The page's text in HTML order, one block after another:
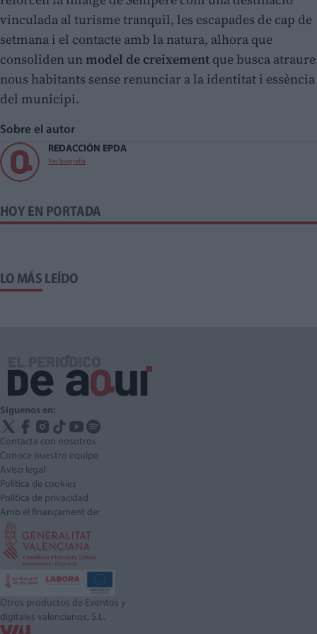
vinculada al turisme tranquil, les escapades de cap de
setmana i el contacte amb la natura, alhora que
consoliden unmodel de creixement que busca atraure
nous habitants sense renunciar a la identitat i essència
del municipi.
Sobre el autor
REDACCIÓN EPDA
Ver biografía
HOY EN PORTADA
LO MÁS LEÍDO
Síguenos en:
Contacta con nosotros
Conoce nuestro equipo
Aviso legal
Política de cookies
Política de privacidad
Amb el finançament de:
Otros productos de Eventos y
digitales valencianos, S.L.